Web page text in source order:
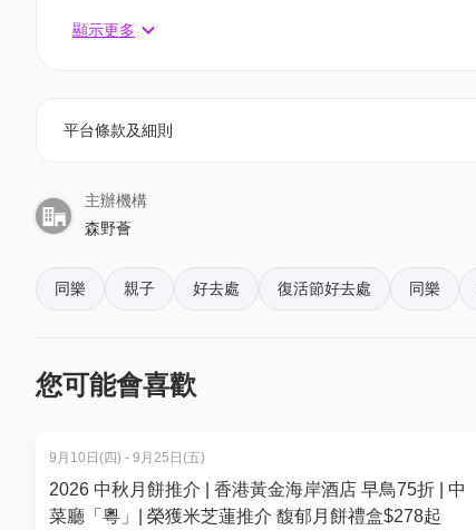
Oreo餅雪糕2份
2.【01獨家】低至44折｜親子行套票｜$188/ 2大1
套票包括:
竹筒飯
3. 低至5折｜兒童套餐｜$45/一人 (原價$90)
額外送多三小時，共六個鐘任玩場內兒童設施！
兒童套餐包括:
顯示更多
平台條款及細則
主辦機構
森野薈
同樂 親子 好去處 復活節好去處 同樂
您可能會喜歡
9月10日(四) - 9月25日(五)
2026 中秋月餅推介 | 香港黃金海岸酒店 早鳥75折 | 中
菜廳「粵」| 榮獲米芝蓮推介 馥郁月餅禮盒$278起